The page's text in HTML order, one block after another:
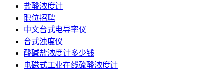
盐酸浓度计
职位招聘
中文台式电导率仪
台式浊度仪
酸碱盐浓度计多少钱
电磁式工业在线硫酸浓度计